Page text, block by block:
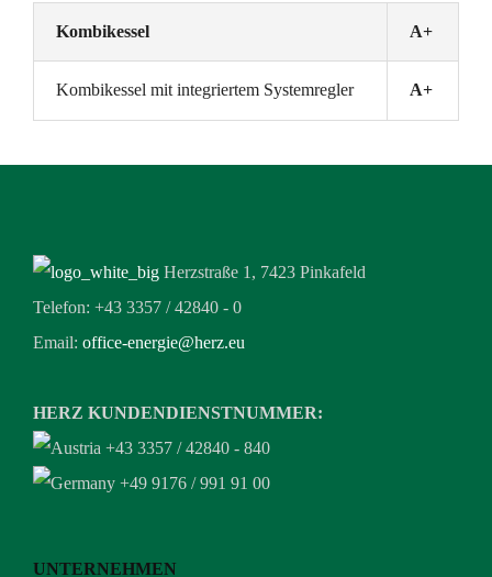
Kombikessel A+
Kombikessel mit integriertem Systemregler A+
Herzstraße 1, 7423 Pinkafeld
Telefon: +43 3357 / 42840 - 0
Email: office-energie@herz.eu
HERZ KUNDENDIENSTNUMMER:
+43 3357 / 42840 - 840
+49 9176 / 991 91 00
UNTERNEHMEN